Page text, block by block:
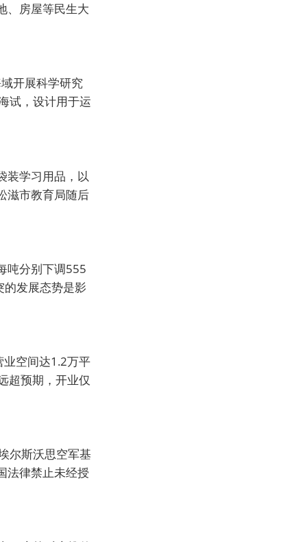
、房屋等民生大
开展科学研究
试，设计用于运
装学习用品，以
滋市教育局随后
吨分别下调555
发展态势是影
业空间达1.2万平
超预期，开业仅
尔斯沃思空军基
法律禁止未经授